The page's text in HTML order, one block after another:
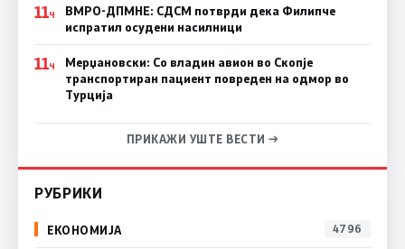
11Ч
ВМРО-ДПМНЕ: СДСM потврди дека Филипче
испратил осудени насилници
11Ч
Мерџановски: Со владин авион во Скопје
транспортиран пациент повреден на одмор во
Турција
ПРИКАЖИ УШТЕ ВЕСТИ →
РУБРИКИ
ЕКОНОМИЈА 4796